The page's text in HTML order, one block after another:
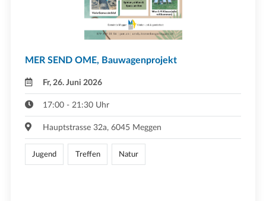
MER SEND OME, Bauwagenprojekt
Fr, 26. Juni 2026
17:00 - 21:30 Uhr
Hauptstrasse 32a, 6045 Meggen
Jugend Treffen Natur